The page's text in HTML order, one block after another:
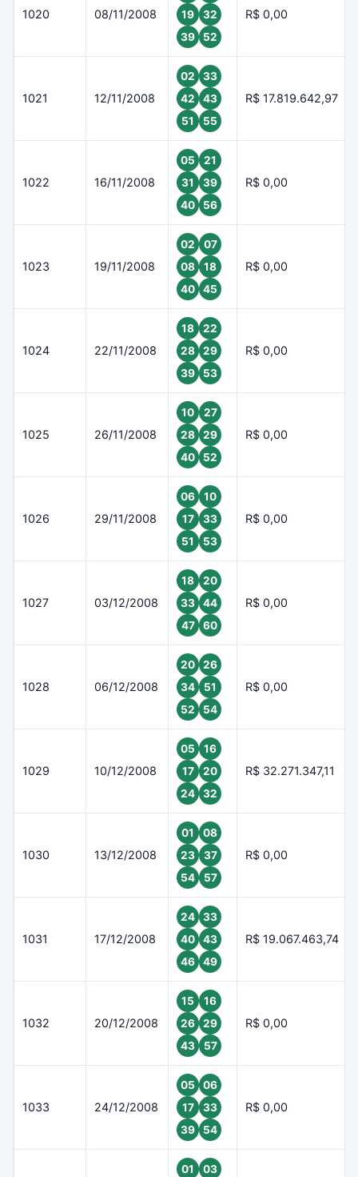
1020 08/11/2008
19
32
39
52
R$ 0,00
1021 12/11/2008
02
33
42
43
51
55
R$ 17.819.642,97
1022 16/11/2008
05
21
31
39
40
56
R$ 0,00
1023 19/11/2008
02
07
08
18
40
45
R$ 0,00
1024 22/11/2008
18
22
28
29
39
53
R$ 0,00
1025 26/11/2008
10
27
28
29
40
52
R$ 0,00
1026 29/11/2008
06
10
17
33
51
53
R$ 0,00
1027 03/12/2008
18
20
33
44
47
60
R$ 0,00
1028 06/12/2008
20
26
34
51
52
54
R$ 0,00
1029 10/12/2008
05
16
17
20
24
32
R$ 32.271.347,11
1030 13/12/2008
01
08
23
37
54
57
R$ 0,00
1031 17/12/2008
24
33
40
43
46
49
R$ 19.067.463,74
1032 20/12/2008
15
16
26
29
43
57
R$ 0,00
1033 24/12/2008
05
06
17
33
39
54
R$ 0,00
01
03